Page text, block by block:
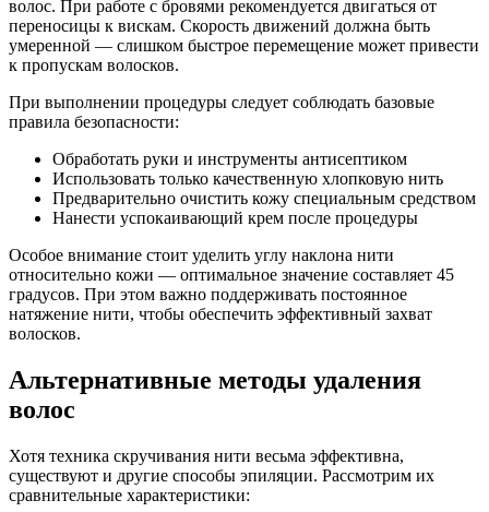
волос. При работе с бровями рекомендуется двигаться от
переносицы к вискам. Скорость движений должна быть
умеренной — слишком быстрое перемещение может привести
к пропускам волосков.
При выполнении процедуры следует соблюдать базовые
правила безопасности:
Обработать руки и инструменты антисептиком
Использовать только качественную хлопковую нить
Предварительно очистить кожу специальным средством
Нанести успокаивающий крем после процедуры
Особое внимание стоит уделить углу наклона нити
относительно кожи — оптимальное значение составляет 45
градусов. При этом важно поддерживать постоянное
натяжение нити, чтобы обеспечить эффективный захват
волосков.
Альтернативные методы удаления
волос
Хотя техника скручивания нити весьма эффективна,
существуют и другие способы эпиляции. Рассмотрим их
сравнительные характеристики: